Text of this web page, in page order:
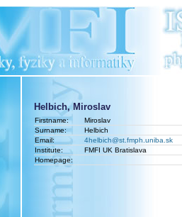
Helbich, Miroslav
Firstname:
Miroslav
Surname:
Helbich
Email:
4helbich@st.fmph.uniba.sk
Institute:
FMFI UK Bratislava
Homepage: